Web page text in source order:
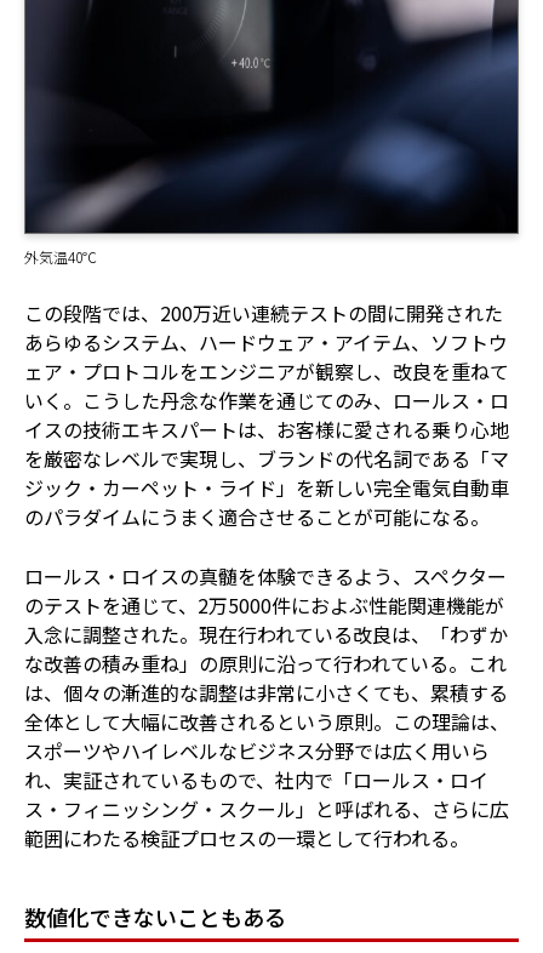
外気温40℃
この段階では、200万近い連続テストの間に開発された
あらゆるシステム、ハードウェア・アイテム、ソフトウ
ェア・プロトコルをエンジニアが観察し、改良を重ねて
いく。こうした丹念な作業を通じてのみ、ロールス・ロ
イスの技術エキスパートは、お客様に愛される乗り心地
を厳密なレベルで実現し、ブランドの代名詞である「マ
ジック・カーペット・ライド」を新しい完全電気自動車
のパラダイムにうまく適合させることが可能になる。
ロールス・ロイスの真髄を体験できるよう、スペクター
のテストを通じて、2万5000件におよぶ性能関連機能が
入念に調整された。現在行われている改良は、「わずか
な改善の積み重ね」の原則に沿って行われている。これ
は、個々の漸進的な調整は非常に小さくても、累積する
全体として大幅に改善されるという原則。この理論は、
スポーツやハイレベルなビジネス分野では広く用いら
れ、実証されているもので、社内で「ロールス・ロイ
ス・フィニッシング・スクール」と呼ばれる、さらに広
範囲にわたる検証プロセスの一環として行われる。
数値化できないこともある